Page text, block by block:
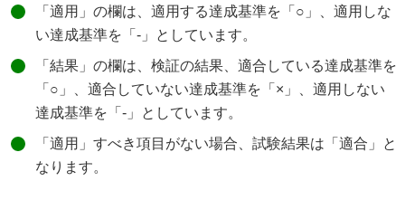
「適用」の欄は、適用する達成基準を「○」、適用しな
い達成基準を「-」としています。
「結果」の欄は、検証の結果、適合している達成基準を
「○」、適合していない達成基準を「×」、適用しない
達成基準を「-」としています。
「適用」すべき項目がない場合、試験結果は「適合」と
なります。